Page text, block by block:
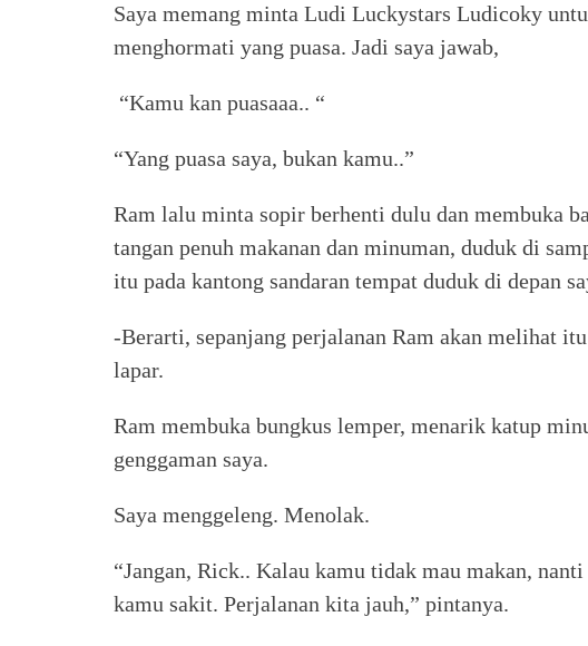
Saya memang minta Ludi Luckystars Ludicoky
menghormati yang puasa. Jadi saya jawab,
“Kamu kan puasaaa.. “
“Yang puasa saya, bukan kamu..”
Ram lalu minta sopir berhenti dulu dan membuka
tangan penuh makanan dan minuman, duduk di
itu pada kantong sandaran tempat duduk di depan
-Berarti, sepanjang perjalanan Ram akan melihat
lapar.
Ram membuka bungkus lemper, menarik katup
genggaman saya.
Saya menggeleng. Menolak.
“Jangan, Rick.. Kalau kamu tidak mau makan,
kamu sakit. Perjalanan kita jauh,” pintanya.